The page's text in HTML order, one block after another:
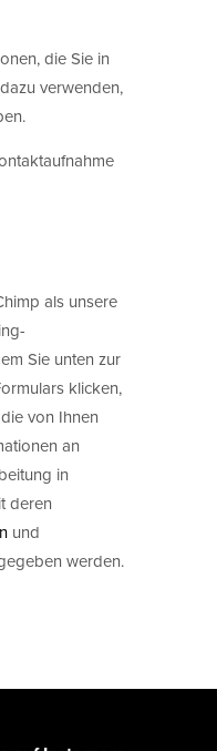
die Sie in
verwenden,
als unsere
Sie unten zur
klicken,
von Ihnen
an
in
deren
und
werden.